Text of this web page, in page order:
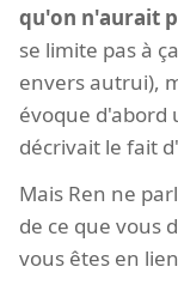
qu'on n'aurait
se limite pas à
envers autrui),
évoque d'abord
décrivait le fait
Mais Ren ne
de ce que vous
vous êtes en